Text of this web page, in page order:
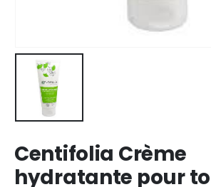
Centifolia Crème
hydratante pour